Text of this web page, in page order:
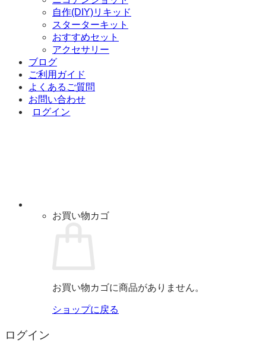
自作(DIY)リキッド
スターターキット
おすすめセット
アクセサリー
ブログ
ご利用ガイド
よくあるご質問
お問い合わせ
ログイン
お買い物カゴ
お買い物カゴに商品がありません。
ショップに戻る
ログイン